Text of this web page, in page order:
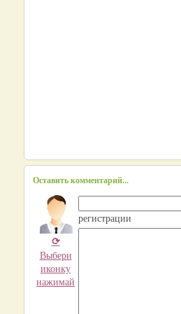
Оставить комментарий...
⟳
Выбери
иконку
нажимай
регистрации